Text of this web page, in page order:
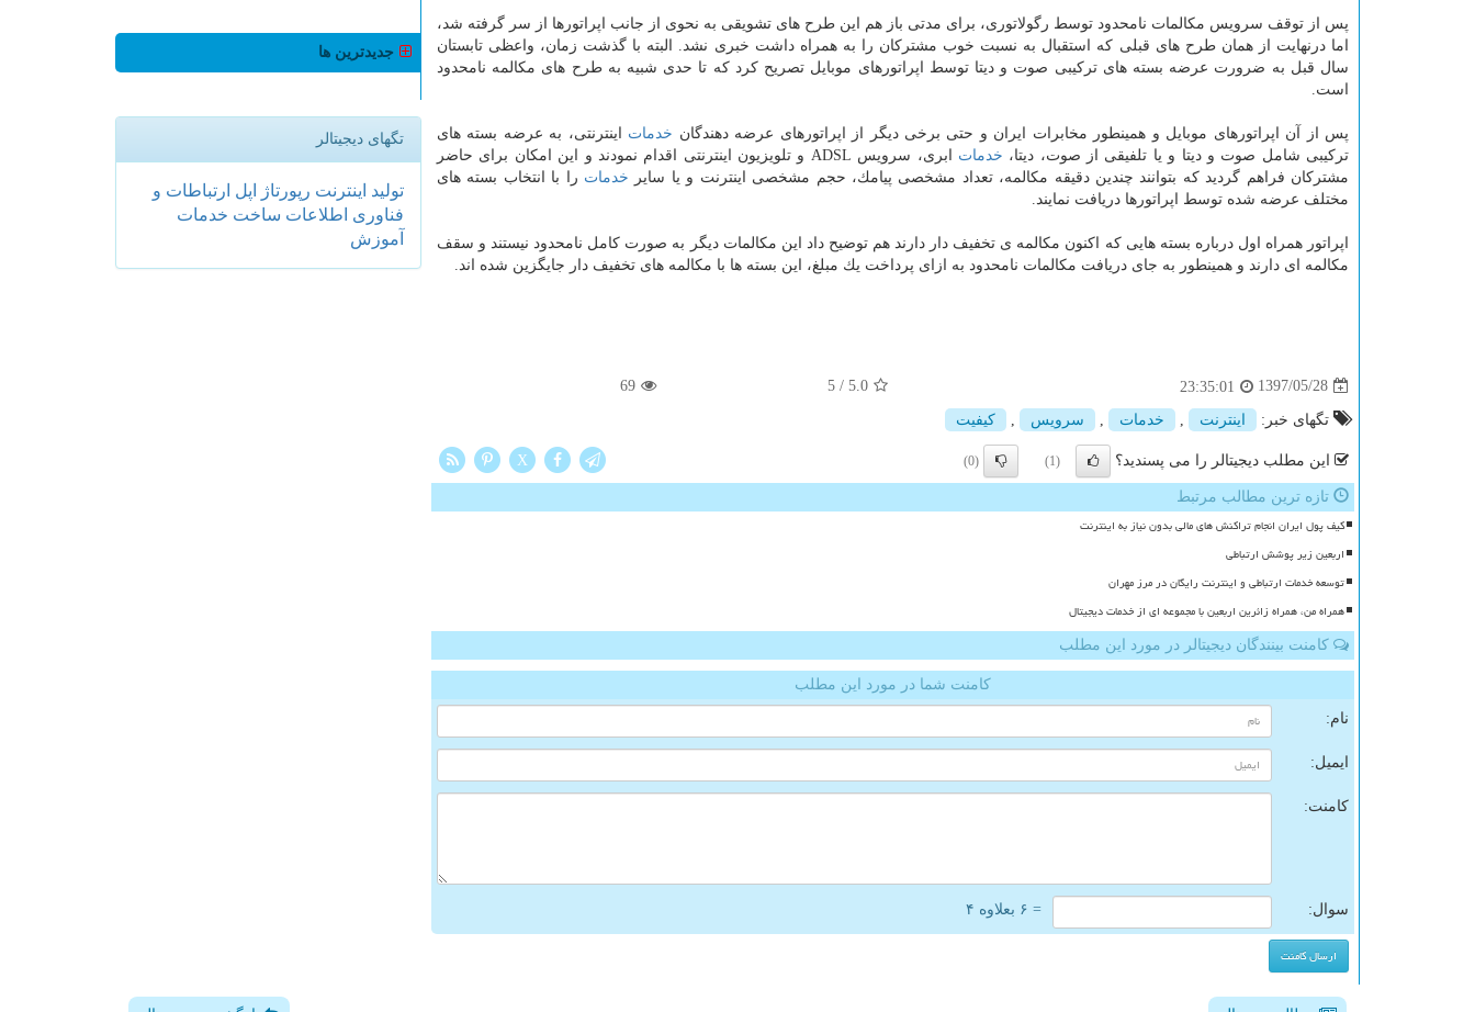
پس از توقف سرویس مكالمات نامحدود توسط رگولاتوری، برای مدتی باز هم این طرح های تشویقی به نحوی از جانب اپراتورها از سر گرفته شد،
اما درنهایت از همان طرح های قبلی كه استقبال به نسبت خوب مشتركان را به همراه داشت خبری نشد. البته با گذشت زمان، واعظی تابستان
سال قبل به ضرورت عرضه بسته های تركیبی صوت و دیتا توسط اپراتورهای موبایل تصریح كرد كه تا حدی شبیه به طرح های مكالمه نامحدود
است.
پس از آن اپراتورهای موبایل و همینطور مخابرات ایران و حتی برخی دیگر از اپراتورهای عرضه دهندگان خدمات اینترنتی، به عرضه بسته های
تركیبی شامل صوت و دیتا و یا تلفیقی از صوت، دیتا، خدمات
ابری، سرویس ADSL و تلویزیون اینترنتی اقدام نمودند و این امكان برای حاضر
مشتركان فراهم گردید كه بتوانند چندین دقیقه مكالمه، تعداد مشخصی پیامك، حجم مشخصی اینترنت و یا سایر خدمات را با انتخاب بسته های
مختلف عرضه شده توسط اپراتورها دریافت نمایند.
اپراتور همراه اول درباره بسته هایی كه اكنون مكالمه ی تخفیف دار دارند هم توضیح داد این مكالمات دیگر به صورت كامل نامحدود نیستند و سقف
مكالمه ای دارند و همینطور به جای دریافت مكالمات نامحدود به ازای پرداخت یك مبلغ، این بسته ها با مكالمه های تخفیف دار جایگزین شده اند.
1397/05/28
23:35:01
5.0
/
5
69
تگهای خبر: اینترنت خدمات سرویس كیفیت
این مطلب دیجیتالر را می پسندید؟ (1)
(0)
X
تازه ترین مطالب مرتبط
کیف پول ایران انجام تراکنش های مالی بدون نیاز به اینترنت
اربعین زیر پوشش ارتباطی
توسعه خدمات ارتباطی و اینترنت رایگان در مرز مهران
همراه من، همراه زائرین اربعین با مجموعه ای از خدمات دیجیتال
کامنت بینندگان دیجیتالر در مورد این مطلب
کامنت شما در مورد این مطلب
نام:
ایمیل:
کامنت:
سوال: = ۶ بعلاوه ۴
جدیدترین ها
تگهای دیجیتالر
تولید اینترنت رپورتاژ اپل ارتباطات و
فناوری اطلاعات ساخت خدمات
آموزش